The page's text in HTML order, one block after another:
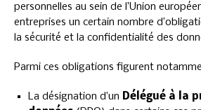
personnelles au sein de l’Union
entreprises un certain nombre
la sécurité et la confidentialité des
Parmi ces obligations figurent
La désignation d’un Délégué à la